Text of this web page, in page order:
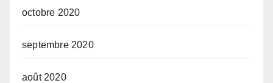
octobre 2020
septembre 2020
août 2020